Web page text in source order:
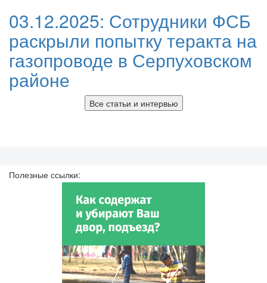
03.12.2025: Сотрудники ФСБ
раскрыли попытку теракта на
газопроводе в Серпуховском
районе
Все статьи и интервью
Полезные ссылки: